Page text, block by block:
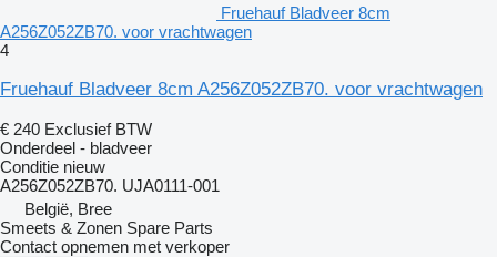
Fruehauf Bladveer 8cm
A256Z052ZB70. voor vrachtwagen
4
Fruehauf Bladveer 8cm A256Z052ZB70. voor vrachtwagen
€ 240 Exclusief BTW
Onderdeel - bladveer
Conditie nieuw
A256Z052ZB70. UJA0111-001
België, Bree
Smeets & Zonen Spare Parts
Contact opnemen met verkoper